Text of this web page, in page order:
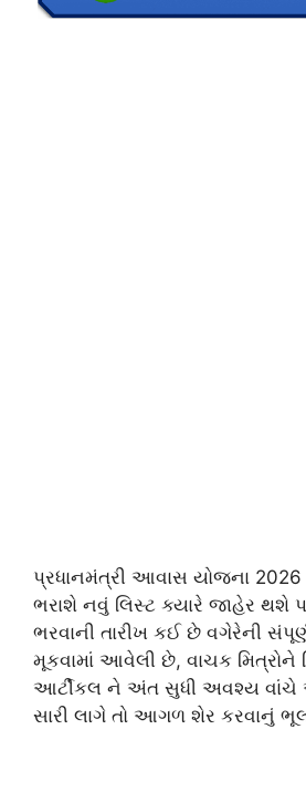
પ્રધાનમંત્રી આવાસ યોજના 2026
ભરાશે નવું લિસ્ટ ક્યારે જાહેર થશે
ભરવાની તારીખ કઈ છે વગેરેની
મૂકવામાં આવેલી છે, વાચક મિત્રોને
આર્ટીકલ ને અંત સુધી અવશ્ય વાંચે
સારી લાગે તો આગળ શેર કરવાનું